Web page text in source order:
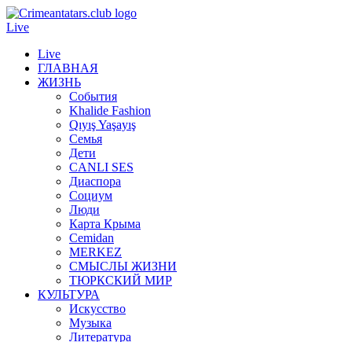
Live
Live
ГЛАВНАЯ
ЖИЗНЬ
События
Khalide Fashion
Qıyış Yaşayış
Семья
Дети
CANLI SES
Диаспора
Социум
Люди
Карта Крыма
Cemidan
МERKEZ
СМЫСЛЫ ЖИЗНИ
ТЮРКСКИЙ МИР
КУЛЬТУРА
Искусство
Музыка
Литература